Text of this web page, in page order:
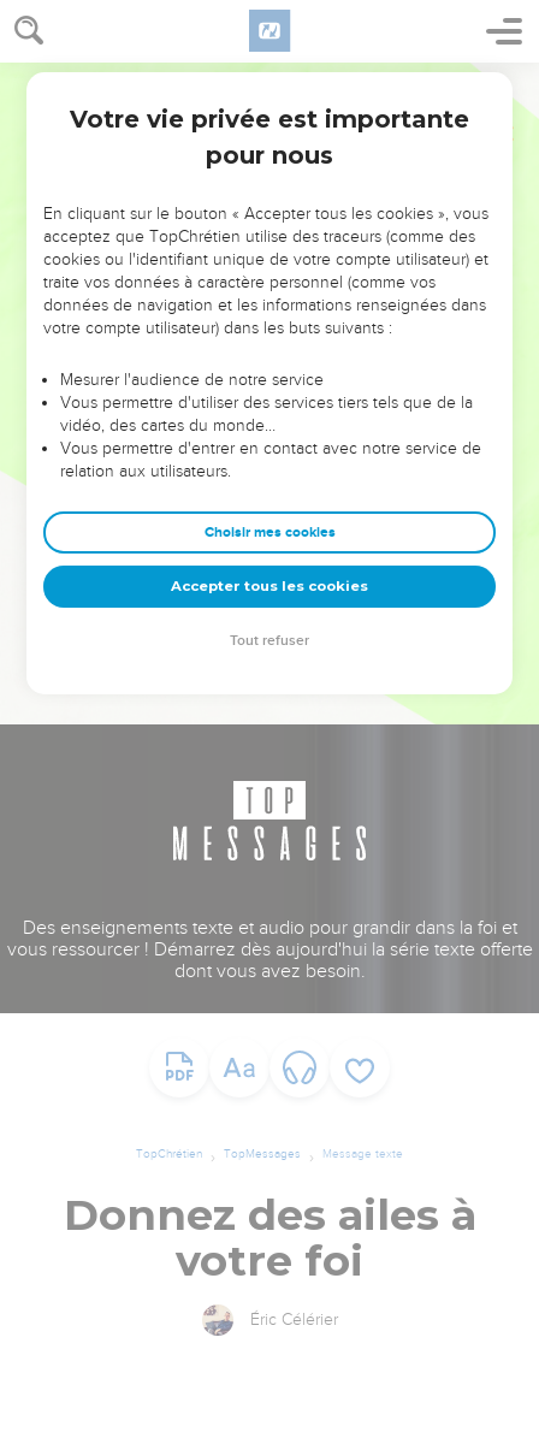
NE MANQUEZ PAS L’ÉVÉNEMENT
DE L’ANNÉE !
ET SI LEURS ERREURS POUVAIENT VOUS ÉVITER LES
VOTRES ?
leur foi ou leur vision. Mais on voit moins les doutes, les erreurs
et les saisons difficiles qu'ils ont traversés, alors même que ce
sont elles qui les ont façonnés.
Dans cette conférence, leaders, entrepreneurs, et responsables
clés pour avancer avec plus de sagesse afin que leurs erreurs
deviennent vos tremplins. Que vous guidiez un ministère, une
équipe, un groupe ou une famille, leur expérience est faite
pour vous.
Des enseignements texte et audio pour grandir dans la foi et
vous ressourcer ! Démarrez dès aujourd'hui la série texte offerte
dont vous avez besoin.
TopChrétien TopMessages Message texte
Donnez des ailes à
votre foi
Éric Célérier
Votre vie privée est importante
pour nous
En cliquant sur le bouton « Accepter tous les cookies », vous
acceptez que TopChrétien utilise des traceurs (comme des
cookies ou l'identifiant unique de votre compte utilisateur) et
traite vos données à caractère personnel (comme vos
données de navigation et les informations renseignées dans
votre compte utilisateur) dans les buts suivants :
Mesurer l'audience de notre service
Vous permettre d'utiliser des services tiers tels que de la
vidéo, des cartes du monde…
Vous permettre d'entrer en contact avec notre service de
relation aux utilisateurs.
Choisir mes cookies
Accepter tous les cookies
Tout refuser